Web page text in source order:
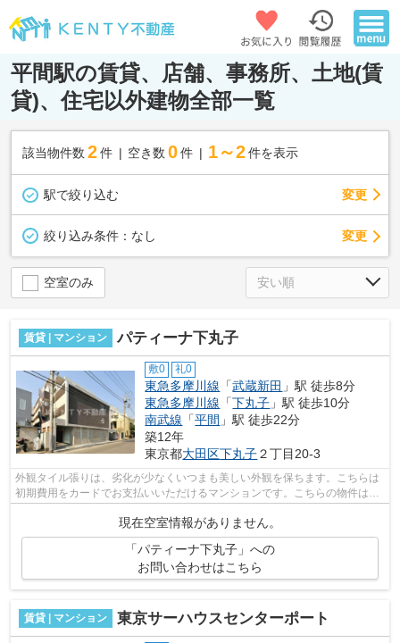
平間駅の賃貸、店舗、事務所、土地(賃
貸)、住宅以外建物全部一覧
該当物件数 2件 空き数 0 件 1～2 件を表示
駅で絞り込む 変更
絞り込み条件： なし 変更
空室のみ
賃貸 | マンション パティーナ下丸子
敷0 礼0
東急多摩川線 「武蔵新田 」駅 徒歩8分
東急多摩川線 「下丸子 」駅 徒歩10分
南武線 「平間 」駅 徒歩22分
築12年
東京都大田区下丸子２丁目20-3
外観タイル張りは、劣化が少なくいつまも美しい外観を保ちます。こちらは
初期費用をカードでお支払いいただけるマンションです。こちらの物件はマ
ンションです。平坦な場所にあるマン...
現在空室情報がありません。
「パティーナ下丸子」への
お問い合わせはこちら
賃貸 | マンション 東京サーハウスセンターポート